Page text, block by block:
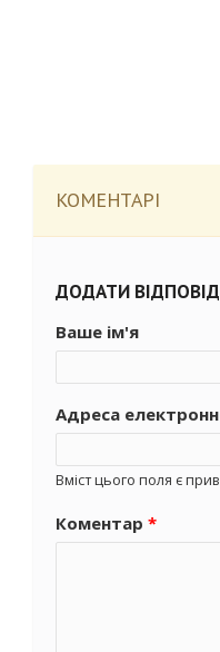
КОМЕНТАРІ
ДОДАТИ
Ваше ім'я
Адреса
Вміст цього поля є
Коментар *